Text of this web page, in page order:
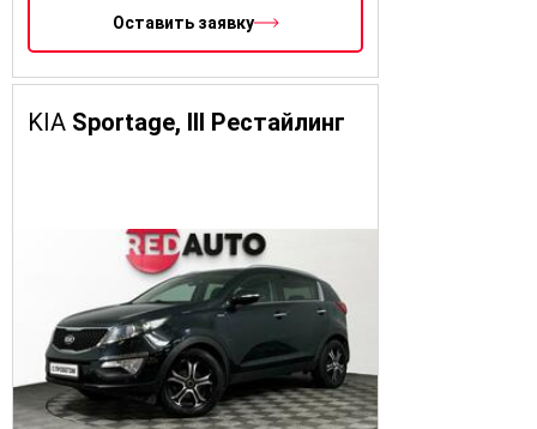
Оставить заявку
KIA Sportage, III Рестайлинг